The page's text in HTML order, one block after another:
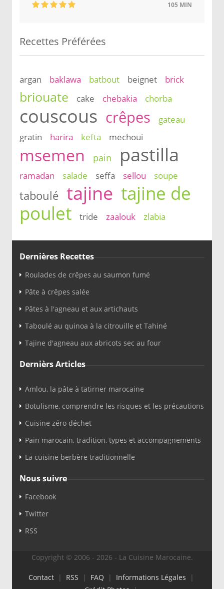
105 MIN
Recettes Préférées
argan baklawa batbout beignet brick
briouate cake chebakia chorba
couscous crêpes
gateau
gratin
harira kefta mechoui
msemen pain pastilla
ramadan salade seffa sellou soupe
taboulé tajine tajine de
poulet
tride zaalouk zlabia
Dernières Recettes
Roulades de crêpes au saumon fumé
Pâte à crêpes salée
Pâtes à l'agneau et aux artichauts
Taboulé au quinoa à la citrouille et Tahiné
Tajine d'agneau aux abricots sec au four
Dernièrs Articles
Amlou, la pâte à tatirner marocaine
Botulisme, comprendre les risques et les précautions
Cuisine zéro déchet
Pain marocain, tradition, types et accompagnements
La cuisine berbère traditionnelle
Nous suivre
Facebook
Twitter
RSS
Copyright © 2006 - 2026 - La Cuisine Marocaine.
Contact| RSS | FAQ | Informations Légales |